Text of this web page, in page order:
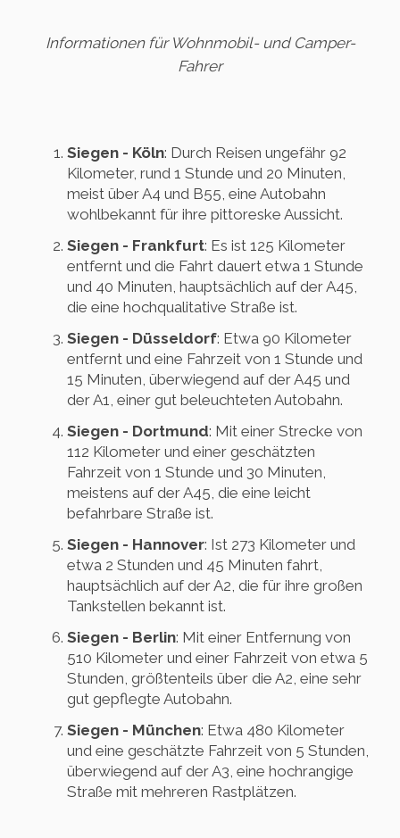
Informationen für Wohnmobil- und Camper-
Fahrer
Siegen - Köln: Durch Reisen ungefähr 92
Kilometer, rund 1 Stunde und 20 Minuten,
meist über A4 und B55, eine Autobahn
wohlbekannt für ihre pittoreske Aussicht.
Siegen - Frankfurt: Es ist 125 Kilometer
entfernt und die Fahrt dauert etwa 1 Stunde
und 40 Minuten, hauptsächlich auf der A45,
die eine hochqualitative Straße ist.
Siegen - Düsseldorf: Etwa 90 Kilometer
entfernt und eine Fahrzeit von 1 Stunde und
15 Minuten, überwiegend auf der A45 und
der A1, einer gut beleuchteten Autobahn.
Siegen - Dortmund: Mit einer Strecke von
112 Kilometer und einer geschätzten
Fahrzeit von 1 Stunde und 30 Minuten,
meistens auf der A45, die eine leicht
befahrbare Straße ist.
Siegen - Hannover: Ist 273 Kilometer und
etwa 2 Stunden und 45 Minuten fahrt,
hauptsächlich auf der A2, die für ihre großen
Tankstellen bekannt ist.
Siegen - Berlin: Mit einer Entfernung von
510 Kilometer und einer Fahrzeit von etwa 5
Stunden, größtenteils über die A2, eine sehr
gut gepflegte Autobahn.
Siegen - München: Etwa 480 Kilometer
und eine geschätzte Fahrzeit von 5 Stunden,
überwiegend auf der A3, eine hochrangige
Straße mit mehreren Rastplätzen.